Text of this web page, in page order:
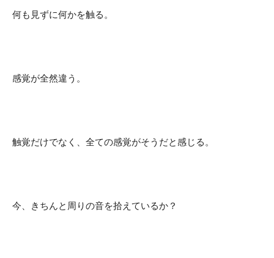
何も見ずに何かを触る。
感覚が全然違う。
触覚だけでなく、全ての感覚がそうだと感じる。
今、きちんと周りの音を拾えているか？